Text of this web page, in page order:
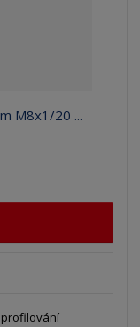
M8x1/20 ...